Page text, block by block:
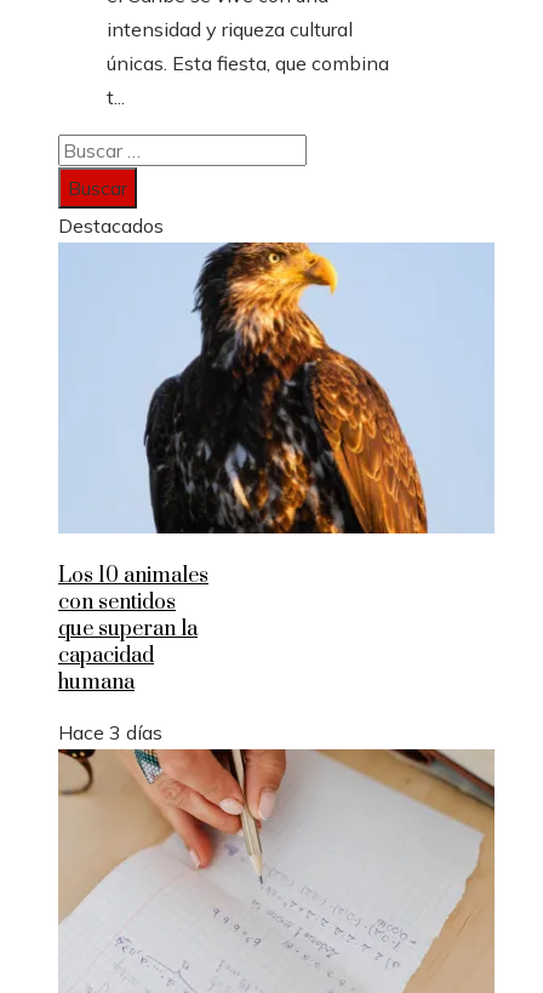
intensidad y riqueza cultural
únicas. Esta fiesta, que combina
t...
Buscar:
Destacados
Los 10 animales
con sentidos
que superan la
capacidad
humana
Hace 3 días